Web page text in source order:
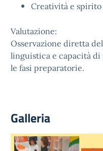
Creatività e spirito
Valutazione:
Osservazione diretta
linguistica e capacità
le fasi preparatorie.
Galleria